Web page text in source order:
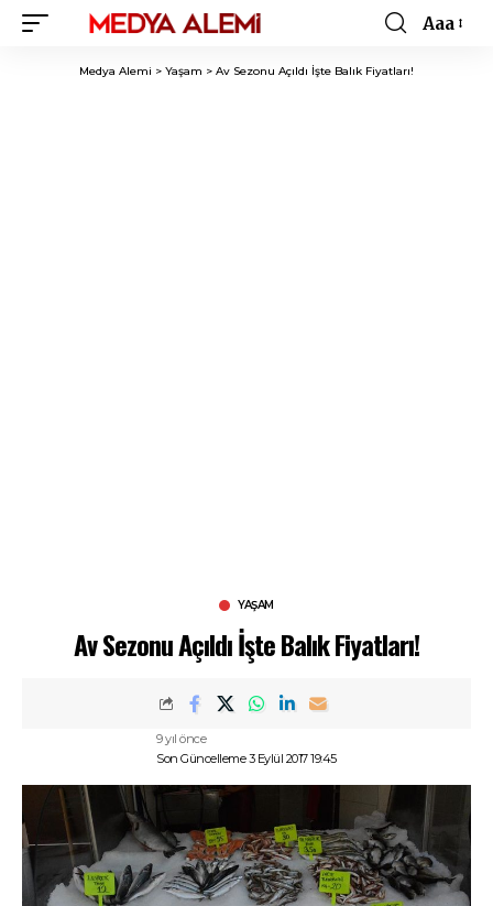
Font
Aaa
Medya Alemi > Yaşam > Av Sezonu Açıldı İşte Balık Fiyatları!
YAŞAM
Av Sezonu Açıldı İşte Balık Fiyatları!
Son Güncelleme 3 Eylül 2017 19:45
9 yıl önce